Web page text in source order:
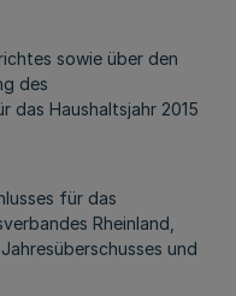
sowie über den
des
das Haushaltsjahr 2015
für das
Rheinland,
und